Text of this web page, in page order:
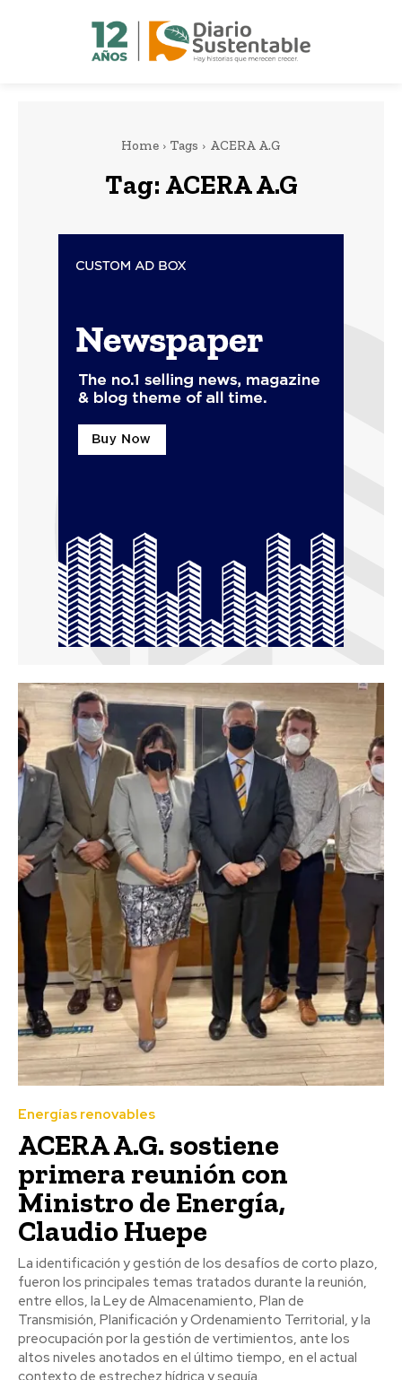
Home Tags ACERA A.G
Tag: ACERA A.G
Energías renovables
ACERA A.G. sostiene
primera reunión con
Ministro de Energía,
Claudio Huepe
La identificación y gestión de los desafíos de corto plazo,
fueron los principales temas tratados durante la reunión,
entre ellos, la Ley de Almacenamiento, Plan de
Transmisión, Planificación y Ordenamiento Territorial, y la
preocupación por la gestión de vertimientos, ante los
altos niveles anotados en el último tiempo, en el actual
contexto de estrechez hídrica y sequía.